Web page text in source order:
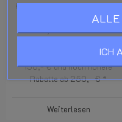
Kostenloser Paketversand für
Bestellungen über 220,- €
nach BE, NL und DE. Rabatte
Ausland bei Bestellungen ab
150,- € und noch höhere
Rabatte ab 250,- € *
Weiterlesen
ICH